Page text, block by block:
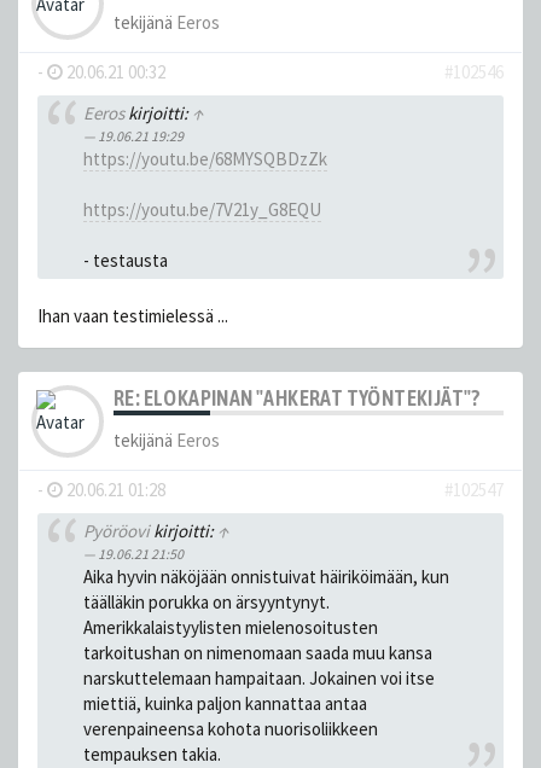
tekijänä Eeros
- 20.06.21 00:32
#102546
Eeroskirjoitti: ↑
19.06.21 19:29
https://youtu.be/68MYSQBDzZk
https://youtu.be/7V21y_G8EQU
- testausta
Ihan vaan testimielessä ...
RE: ELOKAPINAN "AHKERAT TYÖNTEKIJÄT"?
tekijänä Eeros
- 20.06.21 01:28
#102547
Pyöröovikirjoitti: ↑
19.06.21 21:50
Aika hyvin näköjään onnistuivat häiriköimään, kun
täälläkin porukka on ärsyyntynyt.
Amerikkalaistyylisten mielenosoitusten
tarkoitushan on nimenomaan saada muu kansa
narskuttelemaan hampaitaan. Jokainen voi itse
miettiä, kuinka paljon kannattaa antaa
verenpaineensa kohota nuorisoliikkeen
tempauksen takia.